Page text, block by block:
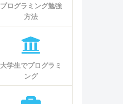
プログラミング勉強
方法
大学生でプログラミ
ング